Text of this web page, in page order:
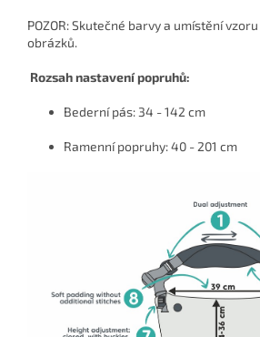
POZOR: Skutečné barvy a umístění
obrázků.
Rozsah nastavení popruhů:
Bederní pás: 34 - 142 cm
Ramenní popruhy: 40 - 201 cm